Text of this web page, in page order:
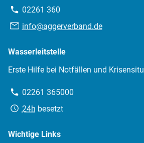
Telefon:
02261 360
E-
Mail:
info@aggerverband.de
Wasserleitstelle
Erste Hilfe bei Notfällen und
Telefon:
02261 365000
Erreichbarkeit:
24h besetzt
Wichtige Links